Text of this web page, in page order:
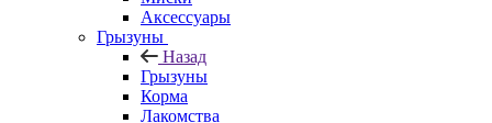
Аксессуары
Грызуны
Назад
Грызуны
Корма
Лакомства